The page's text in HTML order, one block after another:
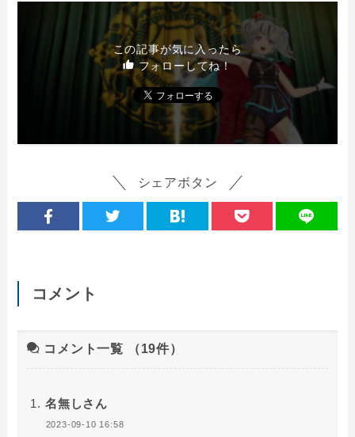
この記事が気に入ったら
フォローしてね！
シェアボタン
コメント
コメント一覧 （19件）
名無しさん
2023-09-10 16:58